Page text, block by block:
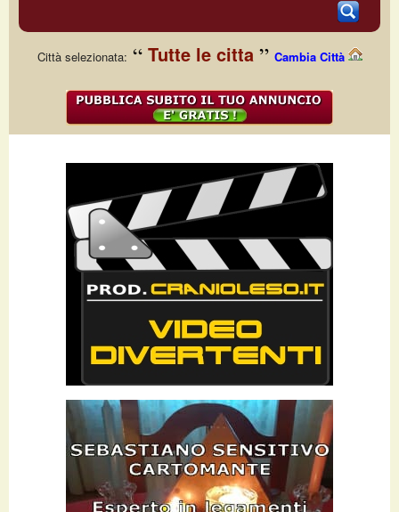
Città selezionata: Tutte le citta Cambia Città